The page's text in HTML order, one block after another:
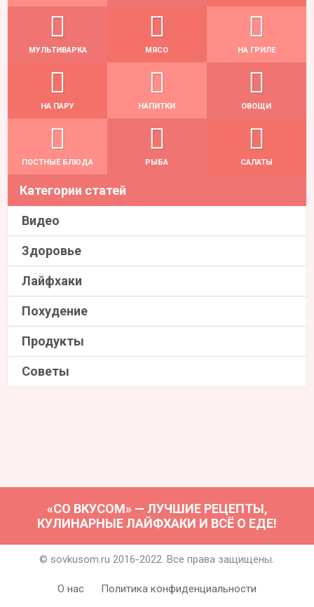
МУЛЬТИВАРКА МЯСО НА ГРИЛЕ
НА ПАРУ НАПИТКИ ОВОЩИ
ПОСТНЫЕ БЛЮДА РЫБА САЛАТЫ
Категории статей
Видео
Здоровье
Лайфхаки
Похудение
Продукты
Советы
«СО ВКУСОМ» — ЛУЧШИЕ РЕЦЕПТЫ,
КУЛИНАРНЫЕ ЛАЙФХАКИ И ВСЁ О ЕДЕ!
© sovkusom.ru 2016-2022. Все права защищены.
О нас Политика конфиденциальности